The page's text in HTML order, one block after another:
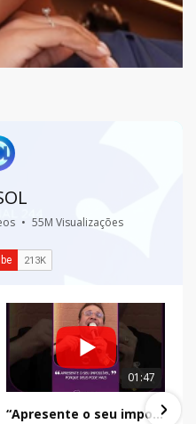
• 55M Visualizações
01:47
“Apresente o seu impossível, porque Deus pode mais”